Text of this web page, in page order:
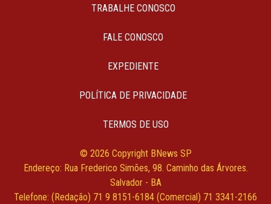
TRABALHE CONOSCO
FALE CONOSCO
EXPEDIENTE
POLÍTICA DE PRIVACIDADE
TERMOS DE USO
© 2026 Copyright BNews SP
Endereço: Rua Frederico Simões, 98. Caminho das Árvores.
Salvador - BA
Telefone: (Redação) 71 9 8151-6184 (Comercial) 71 3341-2166